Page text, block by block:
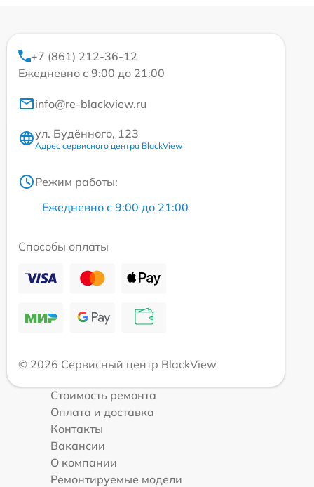
+7 (861) 212-36-12
Ежедневно с 9:00 до 21:00
info@re-blackview.ru
ул. Будённого, 123
Адрес сервисного центра BlackView
Режим работы:
Ежедневно с 9:00 до 21:00
Способы оплаты
© 2026 Сервисный центр BlackView
Стоимость ремонта
Оплата и доставка
Контакты
Вакансии
О компании
Ремонтируемые модели